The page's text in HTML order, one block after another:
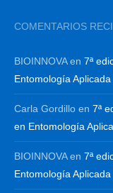
COMENTARIOS
BIOINNOVAen 7ª
Entomología Aplicada
Carla Gordillo en 7ª
en Entomología
BIOINNOVAen 7ª
Entomología Aplicada